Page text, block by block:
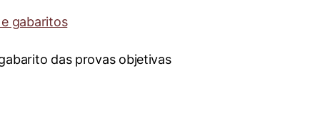
gabaritos
das provas objetivas